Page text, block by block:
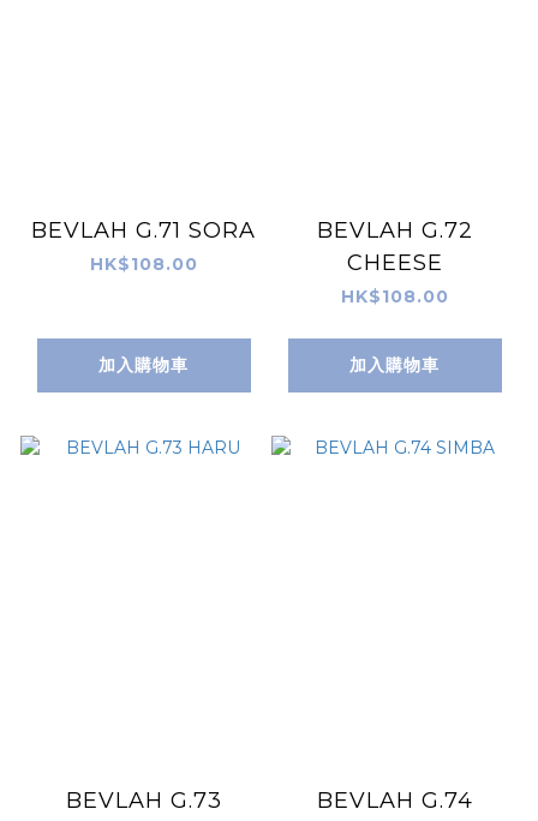
BEVLAH G.71 SORA
HK$108.00
加入購物車
BEVLAH G.72
CHEESE
HK$108.00
加入購物車
BEVLAH G.73
BEVLAH G.74